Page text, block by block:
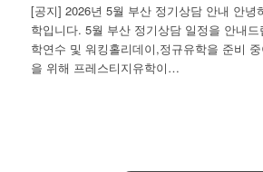
[공지] 2026년 5월 부산 정기상담 안내 안녕
학입니다. 5월 부산 정기상담 일정을 안내
학연수 및 워킹홀리데이,정규유학을 준비
을 위해 프레스티지유학이…